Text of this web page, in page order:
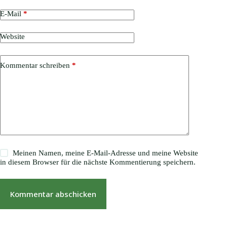
E-Mail *
Website
Kommentar schreiben *
Meinen Namen, meine E-Mail-Adresse und meine Website
in diesem Browser für die nächste Kommentierung speichern.
Kommentar abschicken